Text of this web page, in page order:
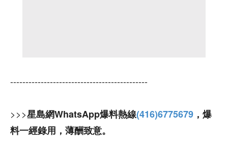
---------------------------------------------
>>>星島網WhatsApp爆料熱線(416)6775679 ，爆
料一經錄用，薄酬致意。